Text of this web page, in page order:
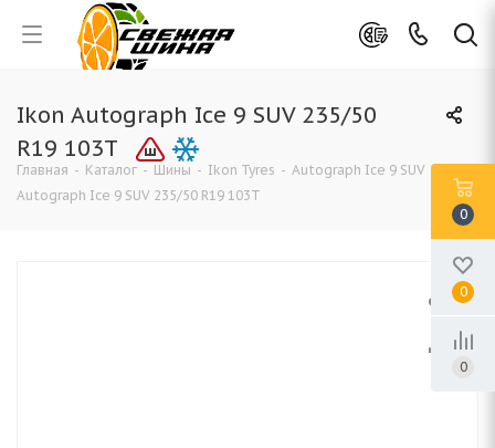
Ikon Autograph Ice 9 SUV 235/50
R19 103T
Главная - Каталог - Шины - Ikon Tyres - Autograph Ice 9 SUV -
Autograph Ice 9 SUV 235/50 R19 103T
0
0
0